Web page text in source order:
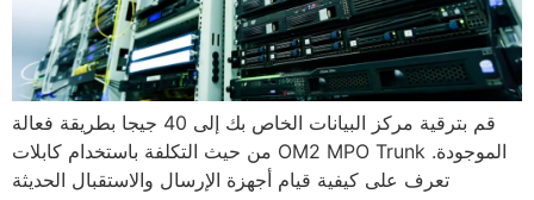
قم بترقية مركز البيانات الخاص بك إلى 40 جيجا بطريقة فعالة
من حيث التكلفة باستخدام كابلات OM2 MPO Trunk الموجودة.
تعرف على كيفية قيام أجهزة الإرسال والاستقبال الحديثة